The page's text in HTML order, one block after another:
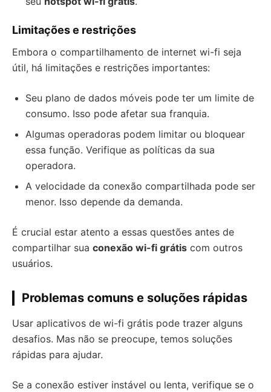
Limitações e restrições
Embora o compartilhamento de internet wi-fi seja
útil, há limitações e restrições importantes:
Seu plano de dados móveis pode ter um limite de
consumo. Isso pode afetar sua franquia.
Algumas operadoras podem limitar ou bloquear
essa função. Verifique as políticas da sua
operadora.
A velocidade da conexão compartilhada pode ser
menor. Isso depende da demanda.
É crucial estar atento a essas questões antes de
compartilhar sua conexão wi-fi grátis com outros
usuários.
Problemas comuns e soluções rápidas
Usar aplicativos de wi-fi grátis pode trazer alguns
desafios. Mas não se preocupe, temos soluções
rápidas para ajudar.
Se a conexão estiver instável ou lenta, verifique se o